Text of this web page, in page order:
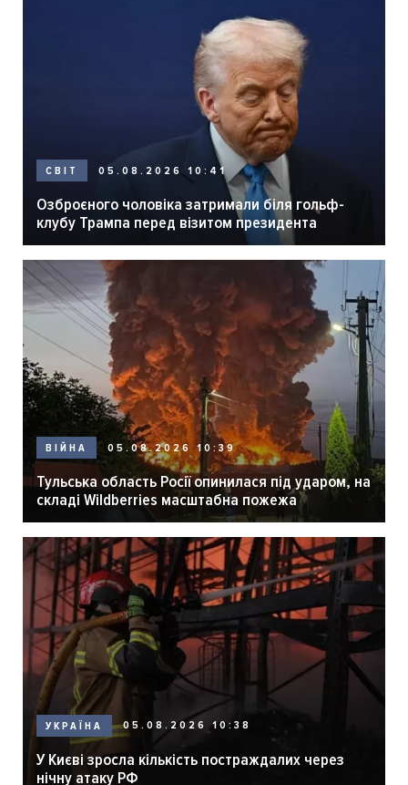
СВІТ 05.08.2026 10:41
Озброєного чоловіка затримали біля гольф-
клубу Трампа перед візитом президента
ВІЙНА 05.08.2026 10:39
Тульська область Росії опинилася під ударом, на
складі Wildberries масштабна пожежа
УКРАЇНА 05.08.2026 10:38
У Києві зросла кількість постраждалих через
нічну атаку РФ